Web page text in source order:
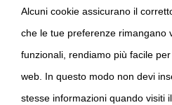
Alcuni cookie assicurano il
che le tue preferenze rimangano
funzionali, rendiamo più facile
web. In questo modo non devi
stesse informazioni quando visiti